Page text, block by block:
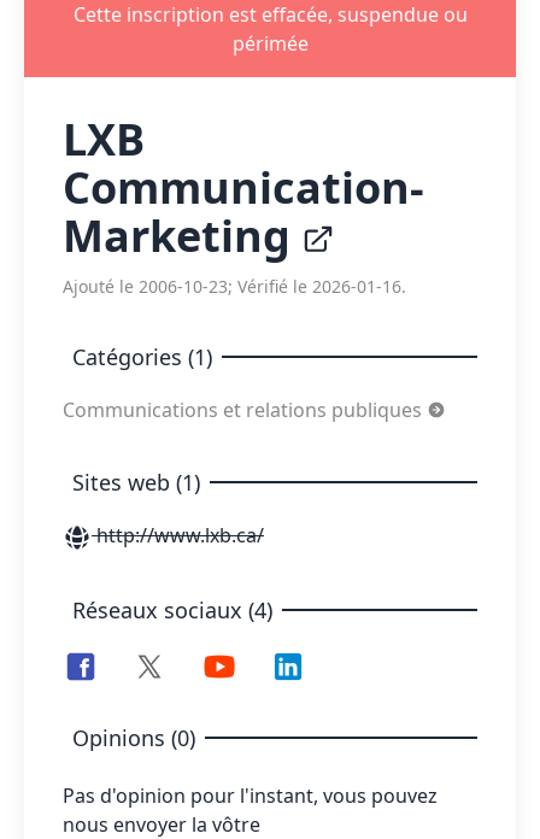
Cette inscription est effacée, suspendue ou
périmée
LXB
Communication-
Marketing
Ajouté le 2006-10-23; Vérifié le 2026-01-16.
Catégories (1)
Communications et relations publiques
Sites web (1)
http://www.lxb.ca/
Réseaux sociaux (4)
Opinions (0)
Pas d'opinion pour l'instant, vous pouvez
nous envoyer la vôtre